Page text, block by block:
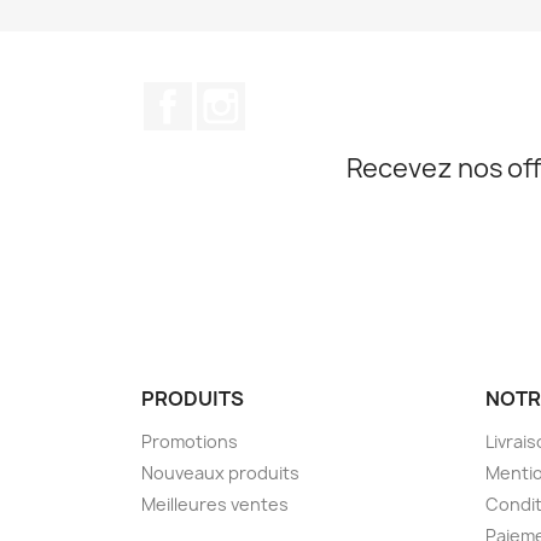
Recevez nos
PRODUITS
Promotions
Nouveaux produits
Meilleures ventes